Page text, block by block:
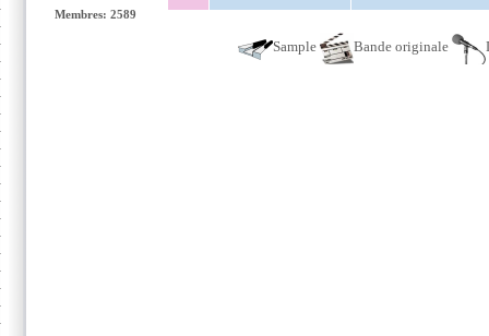
Membres: 2589
Sample Bande originale